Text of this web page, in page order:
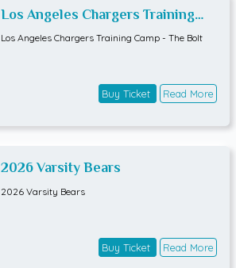
Los Angeles Chargers Training
Camp - The Bolt
Los Angeles Chargers Training Camp - The Bolt
Buy Ticket Read More
2026 Varsity Bears
2026 Varsity Bears
Buy Ticket Read More